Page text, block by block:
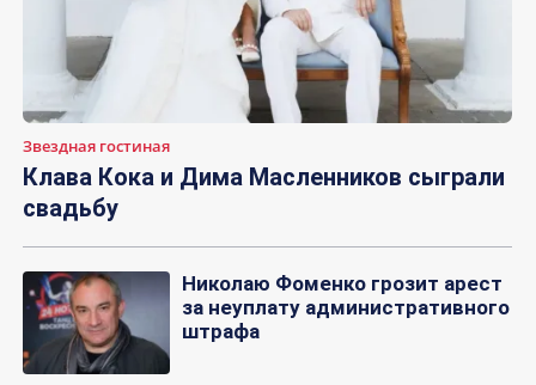
Звездная гостиная
Клава Кока и Дима Масленников сыграли
свадьбу
Николаю Фоменко грозит арест
за неуплату административного
штрафа